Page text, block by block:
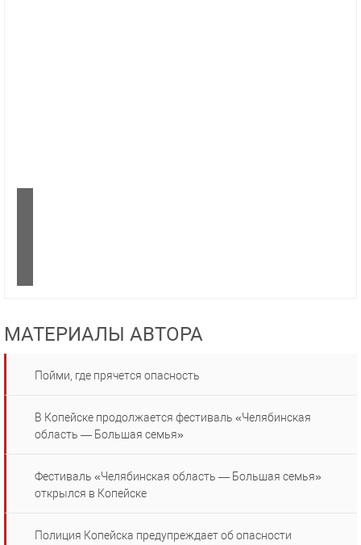
МАТЕРИАЛЫ АВТОРА
Пойми, где прячется опасность
В Копейске продолжается фестиваль «Челябинская
область — Большая семья»
Фестиваль «Челябинская область — Большая семья»
открылся в Копейске
Полиция Копейска предупреждает об опасности